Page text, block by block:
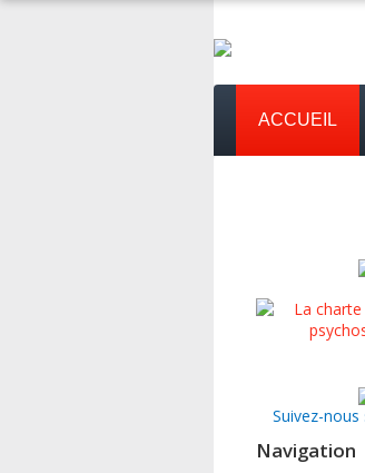
ACCUEIL
Suivez-
Navigation